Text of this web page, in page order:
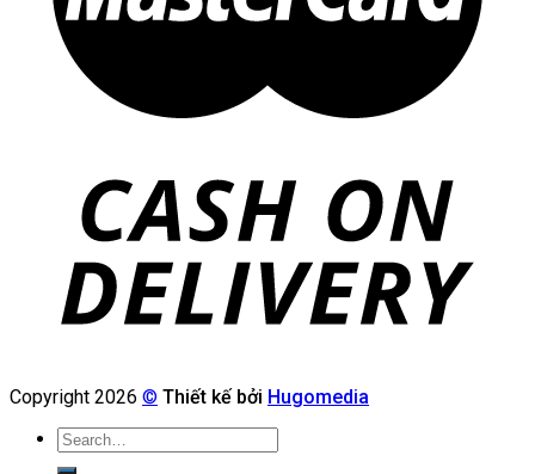
Copyright 2026 © Thiết kế bởi Hugomedia
Search